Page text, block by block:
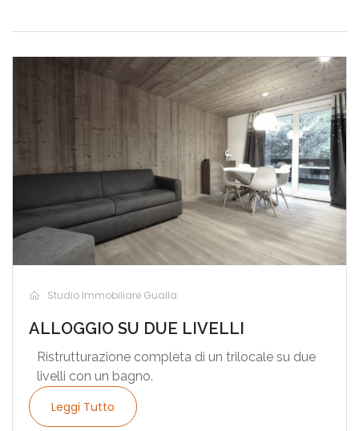
Studio Immobiliare Gualla
ALLOGGIO SU DUE LIVELLI
Ristrutturazione completa di un trilocale su due
livelli con un bagno.
Leggi Tutto